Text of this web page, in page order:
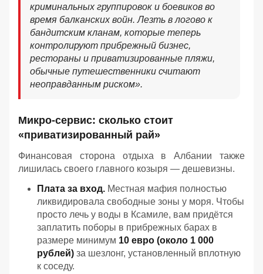
криминальных группировок и боевиков во
время балканских войн. Лезть в логово к
бандитским кланам, которые теперь
контролируют прибрежный бизнес,
рестораны и приватизированные пляжи,
обычные путешественники считают
неоправданным риском».
Микро-сервис: сколько стоит
«приватизированный рай»
Финансовая сторона отдыха в Албании также
лишилась своего главного козыря — дешевизны.
Плата за вход. Местная мафия полностью
ликвидировала свободные зоны у моря. Чтобы
просто лечь у воды в Ксамиле, вам придётся
заплатить поборы в прибрежных барах в
размере минимум 10 евро (около 1 000
рублей) за шезлонг, установленный вплотную
к соседу.